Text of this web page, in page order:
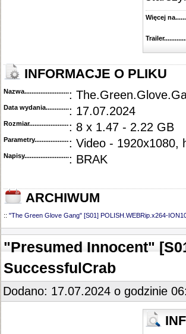
Więcej
INFORMACJE O PLIKU
Nazwa.............................................
:
Data wydania......................................
: 17.07.2024
Rozmiar...........................................: 8 x 1.47 - 2.22 GB
Parametry.........................................: Video - 1920x1080,
Napisy............................................
: BRAK
ARCHIWUM
:: "The Green Glove Gang" [S01] POLISH.WEBRip.x264-
"Presumed Innocent"
SuccessfulCrab
Dodano: 17.07.2024 o godzinie